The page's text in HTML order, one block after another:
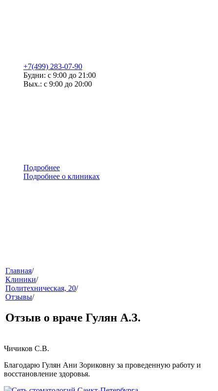
+7(499) 283-07-90
Будни: с 9:00 до 21:00
Вых.: с 9:00 до 20:00
Подробнее
Подробнее о клиниках
меню
Главная/
Клиники/
Политехническая, 20/
Отзывы/
Отзыв о враче Гулян А.З.
Чичиков С.В.
Благодарю Гулян Ани Зориковну за проведенную работу и
восстановление здоровья.